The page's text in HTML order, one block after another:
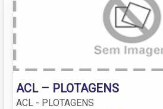
ACL – PLOTAGENS
ACL - PLOTAGENS